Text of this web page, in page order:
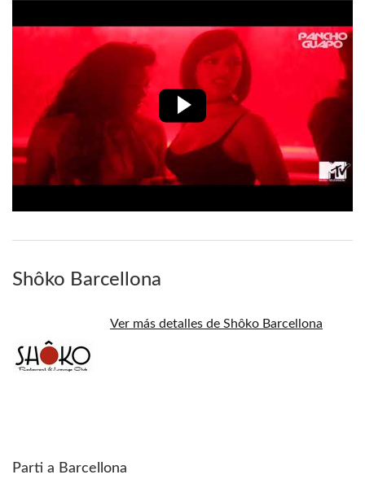
Shôko Barcellona
Ver más detalles de Shôko Barcellona
Parti a Barcellona